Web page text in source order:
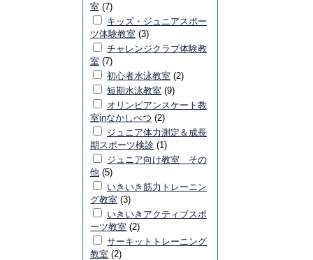
室 (7)
キッズ・ジュニアスポー
ツ体験教室 (3)
チャレンジクラブ体験教
室 (7)
初心者水泳教室 (2)
短期水泳教室 (9)
オリンピアンスケート教
室inなかしべつ (2)
ジュニア体力測定＆成長
期スポーツ検診 (1)
ジュニア向け教室 その
他 (5)
いきいき筋力トレーニン
グ教室 (3)
いきいきアクティブスポ
ーツ教室 (2)
サーキットトレーニング
教室 (2)